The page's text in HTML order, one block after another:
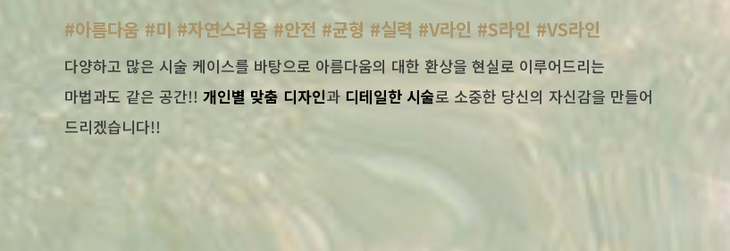
#아름다움 #미 #자연스러움 #안전 #균형 #실력 #V라인 #S라인 #VS라인
다양하고 많은 시술 케이스를 바탕으로 아름다움의 대한 환상을 현실로 이루어드리는
마법과도 같은 공간!! 개인별 맞춤 디자인과 디테일한 시술로 소중한 당신의 자신감을 만들어
드리겠습니다!!